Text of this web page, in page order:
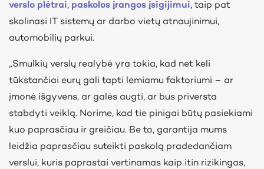
verslo plėtrai, paskolos įrangos įsigijimui, taip pat
skolinasi IT sistemų ar darbo vietų atnaujinimui,
automobilių parkui.
„Smulkių verslų realybė yra tokia, kad net keli
tūkstančiai eurų gali tapti lemiamu faktoriumi – ar
įmonė išgyvens, ar galės augti, ar bus priversta
stabdyti veiklą. Norime, kad tie pinigai būtų pasiekiami
kuo paprasčiau ir greičiau. Be to, garantija mums
leidžia paprasčiau suteikti paskolą pradedančiam
verslui, kuris paprastai vertinamas kaip itin rizikingas,